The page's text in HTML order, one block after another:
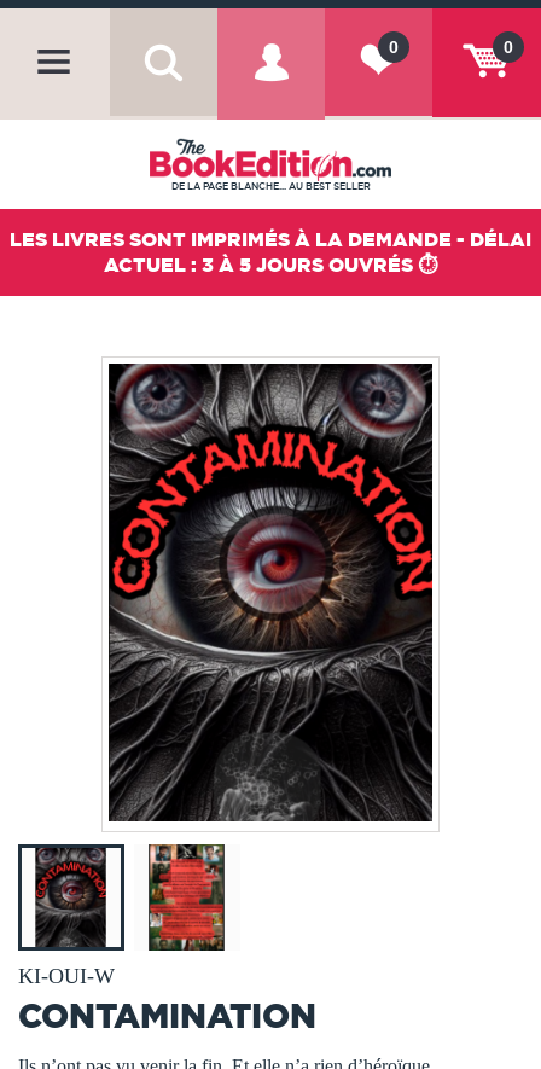
0
0
DE LA PAGE BLANCHE... AU BEST SELLER
LES LIVRES SONT IMPRIMÉS À LA DEMANDE - DÉLAI
ACTUEL : 3 À 5 JOURS OUVRÉS ⏱️
KI-OUI-W
CONTAMINATION